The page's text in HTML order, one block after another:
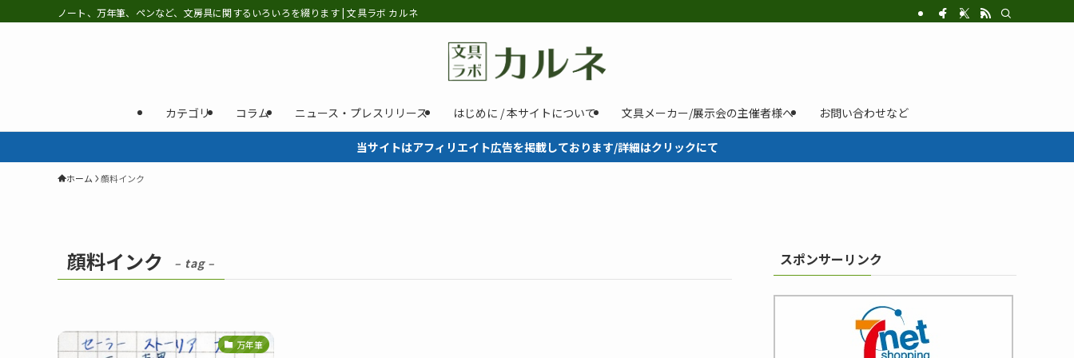
ノート、万年筆、ペンなど、文房具に関するいろいろを綴ります | 文具ラボ カルネ
カテゴリ コラム ニュース・プレスリリース はじめに / 本サイトについて 文具メーカー/展示会の主催者様へ お問い合わせなど
当サイトはアフィリエイト広告を掲載しております/詳細はクリックにて
ホーム 顔料インク
顔料インク – tag –
万年筆
スポンサーリンク